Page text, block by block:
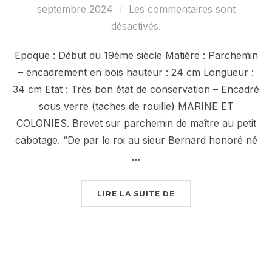
septembre 2024
Les commentaires sont
désactivés.
Epoque : Début du 19ème siècle Matière : Parchemin
– encadrement en bois hauteur : 24 cm Longueur :
34 cm Etat : Très bon état de conservation – Encadré
sous verre (taches de rouille) MARINE ET
COLONIES. Brevet sur parchemin de maître au petit
cabotage. “De par le roi au sieur Bernard honoré né
…
LIRE LA SUITE DE